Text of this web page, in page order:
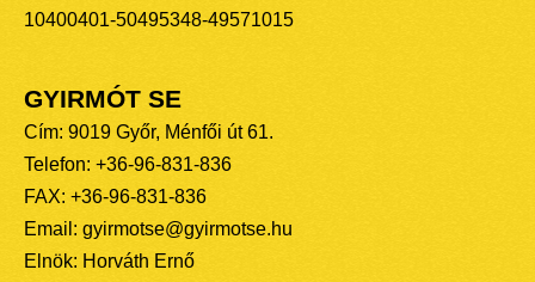
10400401-50495348-49571015
GYIRMÓT SE
Cím: 9019 Győr, Ménfői út 61.
Telefon: +36-96-831-836
FAX: +36-96-831-836
Email: gyirmotse@gyirmotse.hu
Elnök: Horváth Ernő